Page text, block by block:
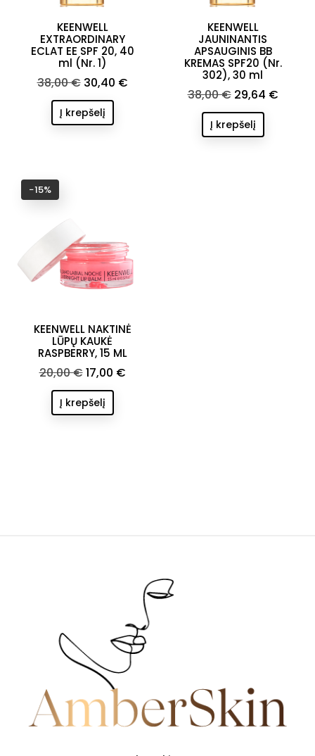
KEENWELL
EXTRAORDINARY
ECLAT EE SPF 20, 40
ml (Nr. 1)
Bazinė
kaina
38,00 € Kaina
30,40 €
Į krepšelį
KEENWELL
JAUNINANTIS
APSAUGINIS BB
KREMAS SPF20 (Nr.
302), 30 ml
Bazinė
kaina
38,00 € Kaina
29,64 €
Į krepšelį
KEENWELL NAKTINĖ
LŪPŲ KAUKĖ
RASPBERRY, 15 ML
Bazinė
kaina
20,00 €Kaina
17,00 €
Į krepšelį
−15%